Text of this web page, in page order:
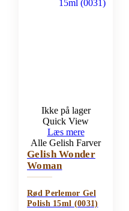
Ikke på lager
Quick View
Læs mere
Alle Gelish Farver
Gelish Wonder
Woman
Rød Perlemor Gel
Polish 15ml (0031)